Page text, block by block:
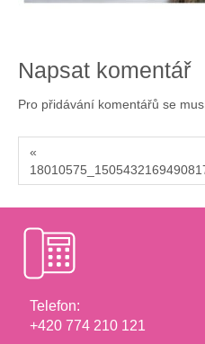
Napsat komentář
Pro přidávání komentářů se
«
Telefon:
+420 774 210 121